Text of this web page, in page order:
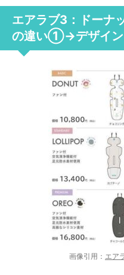
エアラブ3：ドーナ
の違い①→デザイン
画像引用： エア